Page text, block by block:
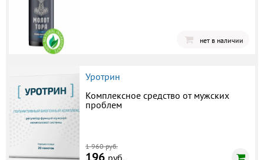
нет в наличии
Уротрин
Комплексное средство от мужских
проблем
1 960 руб.